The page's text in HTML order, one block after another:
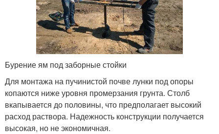
Бурение ям под заборные стойки
Для монтажа на пучинистой почве лунки под опоры
копаются ниже уровня промерзания грунта. Столб
вкапывается до половины, что предполагает высокий
расход раствора. Надежность конструкции получается
высокая, но не экономичная.